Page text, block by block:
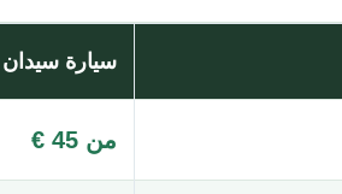
سيارة سيدان
من 45 €